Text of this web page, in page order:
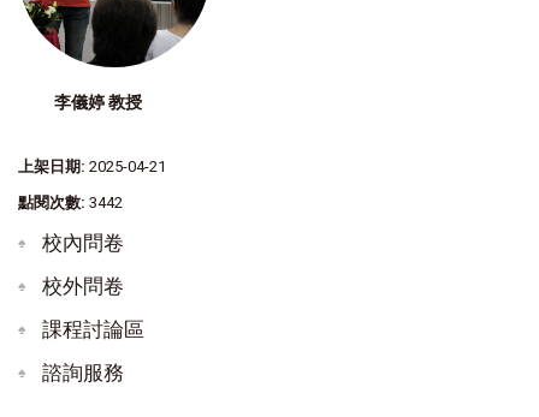
李儀婷 教授
上架日期: 2025-04-21
點閱次數: 3442
校內問卷
校外問卷
課程討論區
諮詢服務